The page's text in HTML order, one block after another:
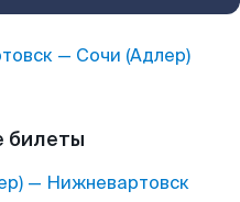
— Сочи (Адлер)
билеты
— Нижневартовск